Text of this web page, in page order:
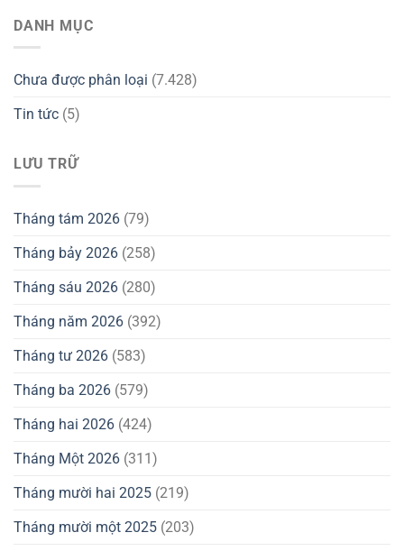
DANH MỤC
Chưa được phân loại (7.428)
Tin tức (5)
LƯU TRỮ
Tháng tám 2026 (79)
Tháng bảy 2026 (258)
Tháng sáu 2026 (280)
Tháng năm 2026 (392)
Tháng tư 2026 (583)
Tháng ba 2026 (579)
Tháng hai 2026 (424)
Tháng Một 2026 (311)
Tháng mười hai 2025 (219)
Tháng mười một 2025 (203)